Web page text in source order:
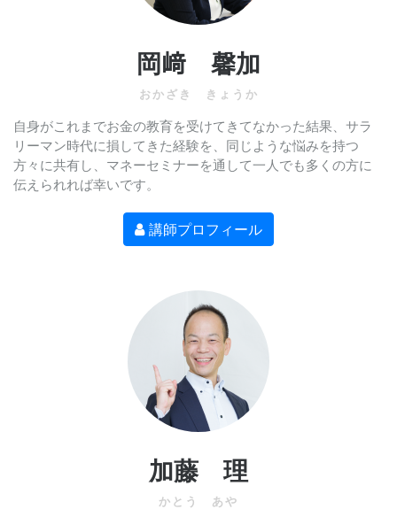
岡﨑 馨加
おかざき きょうか
自身がこれまでお金の教育を受けてきてなかった結果、サラ
リーマン時代に損してきた経験を、同じような悩みを持つ
方々に共有し、マネーセミナーを通して一人でも多くの方に
伝えられれば幸いです。
講師プロフィール
加藤 理
かとう あや